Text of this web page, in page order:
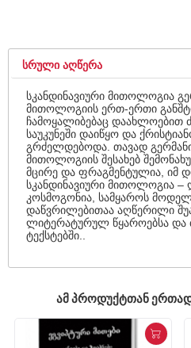
ᲡᲠᲣᲚᲘ ᲐᲦᲬᲔᲠᲐ
სკანდინავიური მითოლოგია
მითოლოგიის ერთ-ერთი
ჩამოყალიბებაც დაახლოებით
საუკუნეში დაიწყო და
გრძელდებოდა. თავად
მითოლოგიის შესახებ
მცირე და ფრაგმენტულია, იმ
სკანდინავიური მითოლოგია –
კოსმოგონია, სამყაროს
დაწვრილებითაა აღწერილი შუა
ლიტერატურულ წყაროებსა და
ტექსტებში..
ᲐᲛ ᲞᲠᲝᲓᲣᲥᲢᲗᲐᲜ